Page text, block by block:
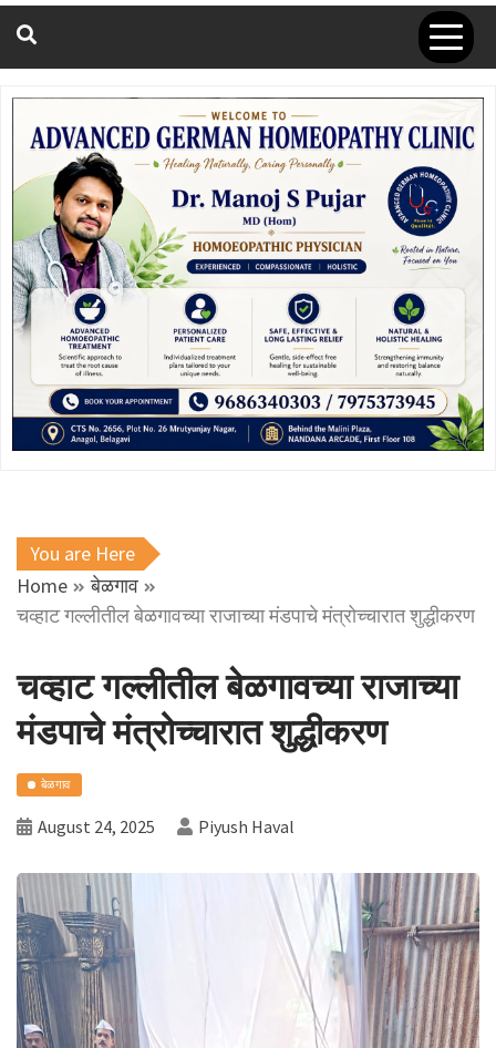
You are Here
Home
बेळगाव
चव्हाट गल्लीतील बेळगावच्या राजाच्या मंडपाचे मंत्रोच्चारात शुद्धीकरण
चव्हाट गल्लीतील बेळगावच्या राजाच्या
मंडपाचे मंत्रोच्चारात शुद्धीकरण
बेळगाव
August 24, 2025 Piyush Haval